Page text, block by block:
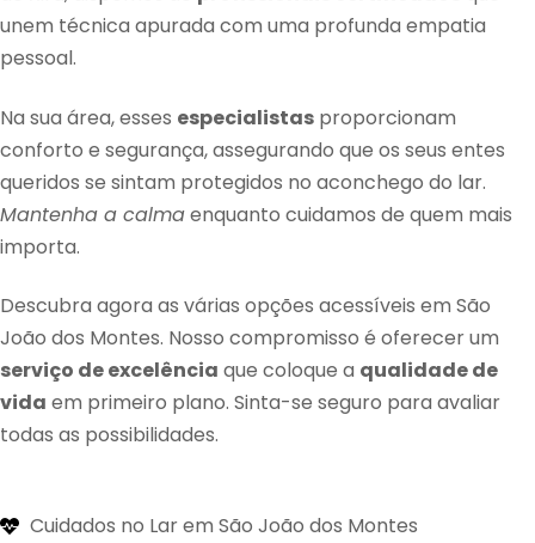
unem técnica apurada com uma profunda empatia
pessoal.
Na sua área, esses especialistas proporcionam
conforto e segurança, assegurando que os seus entes
queridos se sintam protegidos no aconchego do lar.
Mantenha a calmaenquanto cuidamos de quem mais
importa.
Descubra agora as várias opções acessíveis em São
João dos Montes. Nosso compromisso é oferecer um
serviço de excelência que coloque a qualidade de
vida em primeiro plano. Sinta-se seguro para avaliar
todas as possibilidades.
Cuidados no Lar em São João dos Montes